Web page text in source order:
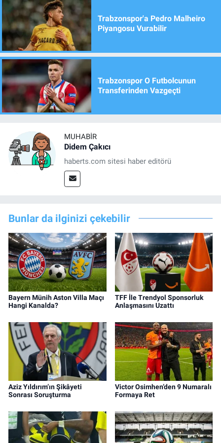
Trabzonspor'a Pedro Malheiro
Piyangosu Vurabilir
Trabzonspor O Futbolcunun
Transferinden Vazgeçti
MUHABIR
Didem Çakıcı
haberts.com sitesi haber editörü
Bunlar da ilginizi çekebilir
Bayern Münih Aston Villa Maçı
Hangi Kanalda?
TFF İle Trendyol Sponsorluk
Anlaşmasını Uzattı
Aziz Yıldırım’ın Şikâyeti
Sonrası Soruşturma
Victor Osimhen’den 9 Numaralı
Formaya Ret